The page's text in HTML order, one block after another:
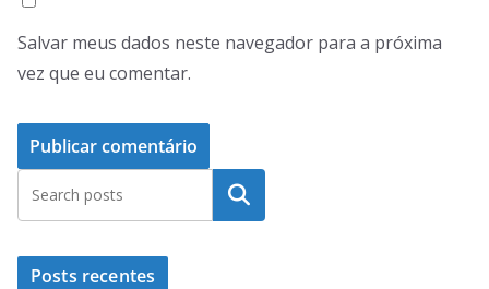
Salvar meus dados neste navegador para a próxima
vez que eu comentar.
Pesquisar
Posts recentes